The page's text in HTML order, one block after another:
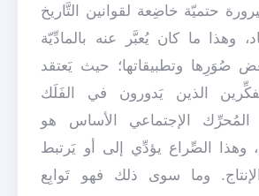
حتميّة خاضِعة لقوانين التَّاريخ
وهذا ما كان يُعبَّر عنه بالمادِّيّة
صُوَرِها وتطبيقاتها؛ حيث يَعتقد
الذين يَدورون في الفَلَك
المُحرِّك الإجتماعي الأساس هو
وهذا الصِّراع يؤدِّي إلى أو يَرتبط
وما سوى ذلك فهو تَوابِع